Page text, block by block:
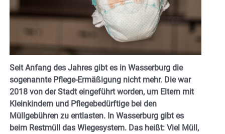
Seit Anfang des Jahres gibt es in Wasserburg die
sogenannte Pflege-Ermäßigung nicht mehr. Die war
2018 von der Stadt eingeführt worden, um Eltern mit
Kleinkindern und Pflegebedürftige bei den
Müllgebühren zu entlasten. In Wasserburg gibt es
beim Restmüll das Wiegesystem. Das heißt: Viel Müll,